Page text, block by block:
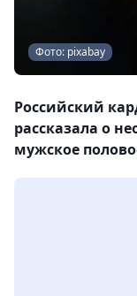
Фото: pixabay
Российский
рассказала о
мужское